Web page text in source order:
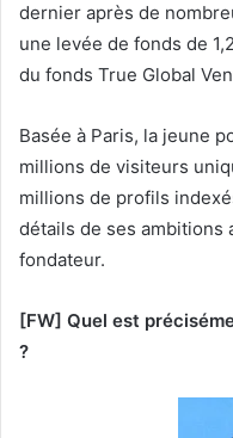
dernier après de
une levée de fonds de
du fonds True Global
Basée à Paris, la jeune
millions de visiteurs
millions de profils
détails de ses ambitions
fondateur.
[FW] Quel est
?